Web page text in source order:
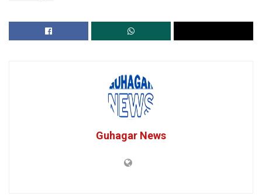
Guhagar News